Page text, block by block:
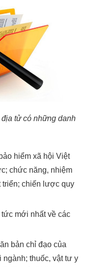
tử có những danh
hiểm xã hội Việt
chức năng, nhiệm
triển; chiến lược quy
mới nhất về các
bản chỉ đạo của
ngành; thuốc, vật tư y